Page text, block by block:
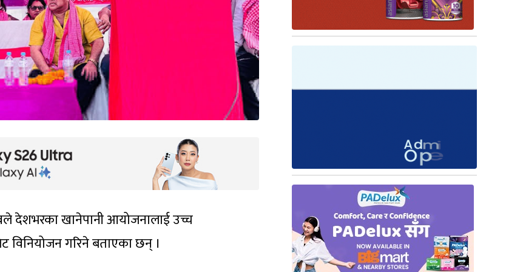
देशभरका खानेपानी आयोजनालाई उच्च
विनियोजन गरिने बताएका छन् ।